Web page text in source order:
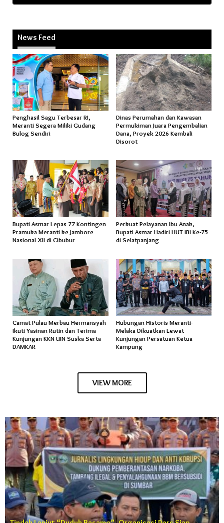
News Feed
Penghasil Sagu Terbesar RI,
Meranti Segera Miliki Gudang
Bulog Sendiri
Dinas Perumahan dan Kawasan
Permukiman Juara Pengembalian
Dana, Proyek 2026 Kembali
Disorot
Bupati Asmar Lepas 77 Kontingen
Pramuka Meranti ke Jambore
Nasional XII di Cibubur
Perkuat Pelayanan Ibu Anak,
Bupati Asmar Hadiri HUT IBI Ke-75
di Selatpanjang
Camat Pulau Merbau Hermansyah
Ikuti Yasinan Rutin dan Terima
Kunjungan KKN UIN Suska Serta
DAMKAR
Hubungan Historis Meranti-
Melaka Dikuatkan Lewat
Kunjungan Persatuan Ketua
Kampung
VIEW MORE